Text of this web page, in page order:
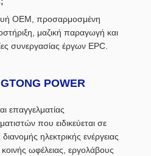
OEM, προσαρμοσμένη
μαζική παραγωγή και
συνεργασίας έργων EPC.
POWER
επαγγελματίας
που ειδικεύεται σε
ηλεκτρικής ενέργειας
κοινής ωφέλειας, εργολάβους